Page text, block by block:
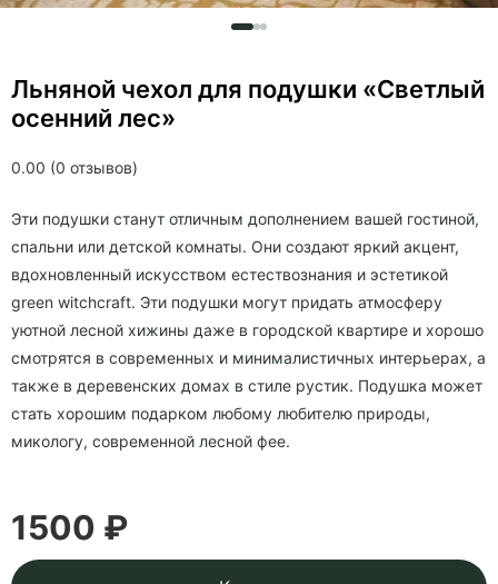
0.00 (0 отзывов)
Льняной чехол для подушки «Светлый
осенний лес»
Эти подушки станут отличным дополнением вашей гостиной,
спальни или детской комнаты. Они создают яркий акцент,
вдохновленный искусством естествознания и эстетикой
green witchcraft. Эти подушки могут придать атмосферу
уютной лесной хижины даже в городской квартире и хорошо
смотрятся в современных и минималистичных интерьерах, а
также в деревенских домах в стиле рустик. Подушка может
стать хорошим подарком любому любителю природы,
микологу, современной лесной фее.
1500 ₽